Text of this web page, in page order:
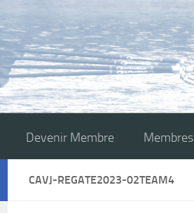
Devenir Membre Membres
CAVJ-REGATE2023-02TEAM4